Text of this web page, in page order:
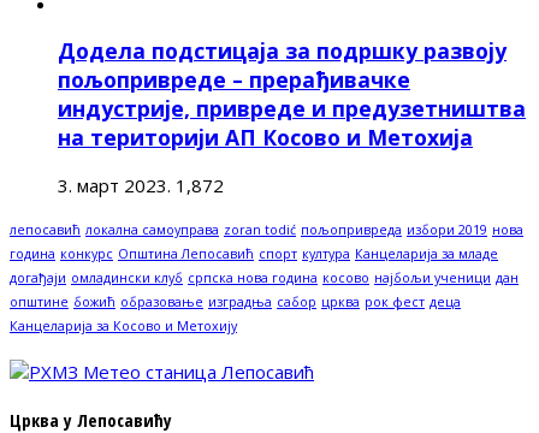
Додела подстицаја за подршку развоју
пољопривреде – прерађивачке
индустрије, привреде и предузетништва
на територији АП Косово и Метохија
3. март 2023. 1,872
лепосавић локална самоуправа zoran todić пољопривреда избори 2019 нова
година конкурс Општина Лепосавић спорт култура Канцеларија за младе
догађаји омладински клуб српска нова година косово најбољи ученици дан
општине божић образовање изградња сабор црква рок фест деца
Канцеларија за Косово и Метохију
Црква у Лепосавићу